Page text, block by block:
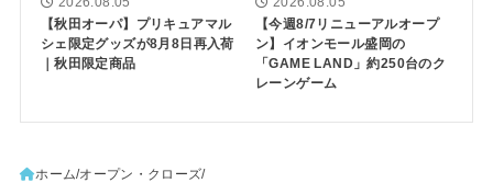
【秋田オーパ】プリキュアマル
シェ限定グッズが8月8日再入荷
｜秋田限定商品
【今週8/7リニューアルオープ
ン】イオンモール盛岡の
「GAME LAND」約250台のク
レーンゲーム
ホーム オープン・クローズ